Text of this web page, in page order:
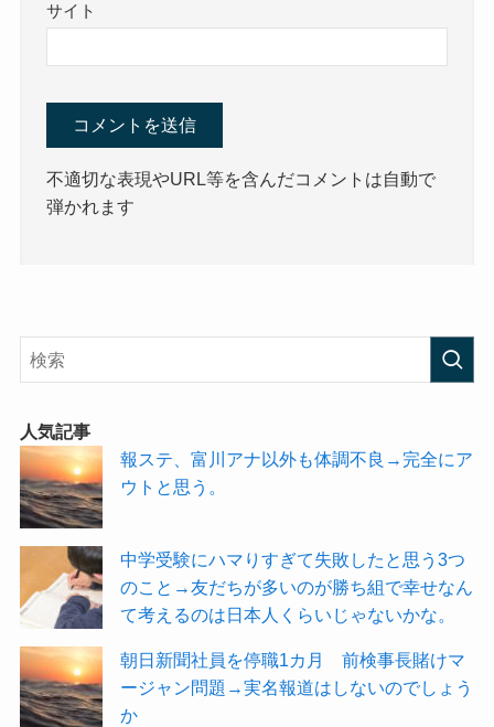
サイト
不適切な表現やURL等を含んだコメントは自動で
弾かれます
人気記事
報ステ、富川アナ以外も体調不良→完全にア
ウトと思う。
中学受験にハマりすぎて失敗したと思う3つ
のこと→友だちが多いのが勝ち組で幸せなん
て考えるのは日本人くらいじゃないかな。
朝日新聞社員を停職1カ月 前検事長賭けマ
ージャン問題→実名報道はしないのでしょう
か